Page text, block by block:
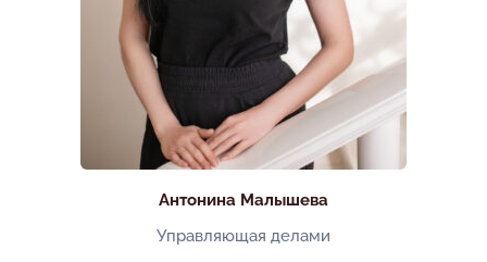
Антонина Малышева
Управляющая делами